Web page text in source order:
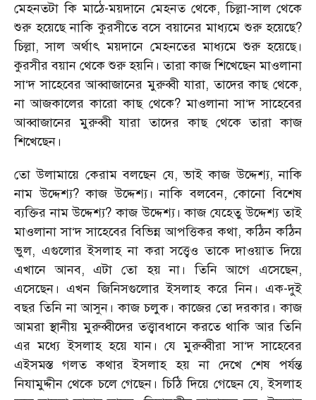
মেহনতটা কি মাঠে-ময়দানে মেহনত থেকে, চিল্লা-সাল থেকে
শুরু হয়েছে নাকি কুরসীতে বসে বয়ানের মাধ্যমে শুরু হয়েছে?
চিল্লা, সাল অর্থাৎ ময়দানে মেহনতের মাধ্যমে শুরু হয়েছে।
কুরসীর বয়ান থেকে শুরু হয়নি। তারা কাজ শিখেছেন মাওলানা
সা‘দ সাহেবের আব্বাজানের মুরুব্বী যারা, তাদের কাছ থেকে,
না আজকালের কারো কাছ থেকে? মাওলানা সা‘দ সাহেবের
আব্বাজানের মুরুব্বী যারা তাদের কাছ থেকে তারা কাজ
শিখেছেন।
তো উলামায়ে কেরাম বলছেন যে, ভাই কাজ উদ্দেশ্য, নাকি
নাম উদ্দেশ্য? কাজ উদ্দেশ্য। নাকি বলবেন, কোনো বিশেষ
ব্যক্তির নাম উদ্দেশ্য? কাজ উদ্দেশ্য। কাজ যেহেতু উদ্দেশ্য তাই
মাওলানা সা‘দ সাহেবের বিভিন্ন আপত্তিকর কথা, কঠিন কঠিন
ভুল, এগুলোর ইসলাহ না করা সত্ত্বেও তাকে দাওয়াত দিয়ে
এখানে আনব, এটা তো হয় না। তিনি আগে এসেছেন,
এসেছেন। এখন জিনিসগুলোর ইসলাহ করে নিন। এক-দুই
বছর তিনি না আসুন। কাজ চলুক। কাজের তো দরকার। কাজ
আমরা স্থানীয় মুরুব্বীদের তত্ত্বাবধানে করতে থাকি আর তিনি
এর মধ্যে ইসলাহ হয়ে যান। যে মুরুব্বীরা সা‘দ সাহেবের
এইসমস্ত গলত কথার ইসলাহ হয় না দেখে শেষ পর্যন্ত
নিযামুদ্দীন থেকে চলে গেছেন। চিঠি দিয়ে গেছেন যে, ইসলাহ